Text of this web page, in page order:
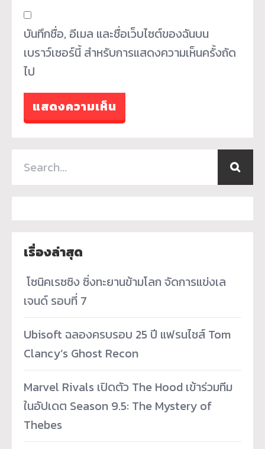
บันทึกชื่อ, อีเมล และชื่อเว็บไซต์ของฉันบน
เบราว์เซอร์นี้ สำหรับการแสดงความเห็นครั้งถัด
ไป
เรื่องล่าสุด
­ โซนิคเรซซิง ซิ่งทะยานข้ามโลก จัดการแข่งเล
เจนด์ รอบที่ 7
Ubisoft ฉลองครบรอบ 25 ปี แฟรนไชส์ Tom
Clancy’s Ghost Recon
Marvel Rivals เปิดตัว The Hood เข้าร่วมทีม
ในอัปเดต Season 9.5: The Mystery of
Thebes